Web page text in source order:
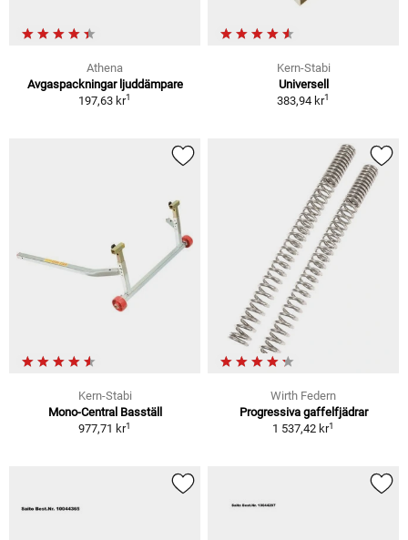
Athena
Avgaspackningar ljuddämpare
197,63 kr1
Kern-Stabi
Universell
383,94 kr1
Kern-Stabi
Mono-Central Basställ
977,71 kr1
Wirth Federn
Progressiva gaffelfjädrar
1 537,42 kr1